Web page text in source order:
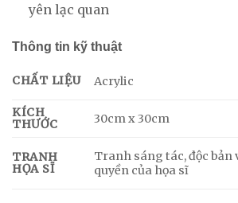
yên lạc quan
Thông tin kỹ thuật
CHẤT LIỆU Acrylic
KÍCH
THƯỚC
30cm x 30cm
TRANH
HỌA SĨ
Tranh sáng tác, độc bản
quyền của họa sĩ